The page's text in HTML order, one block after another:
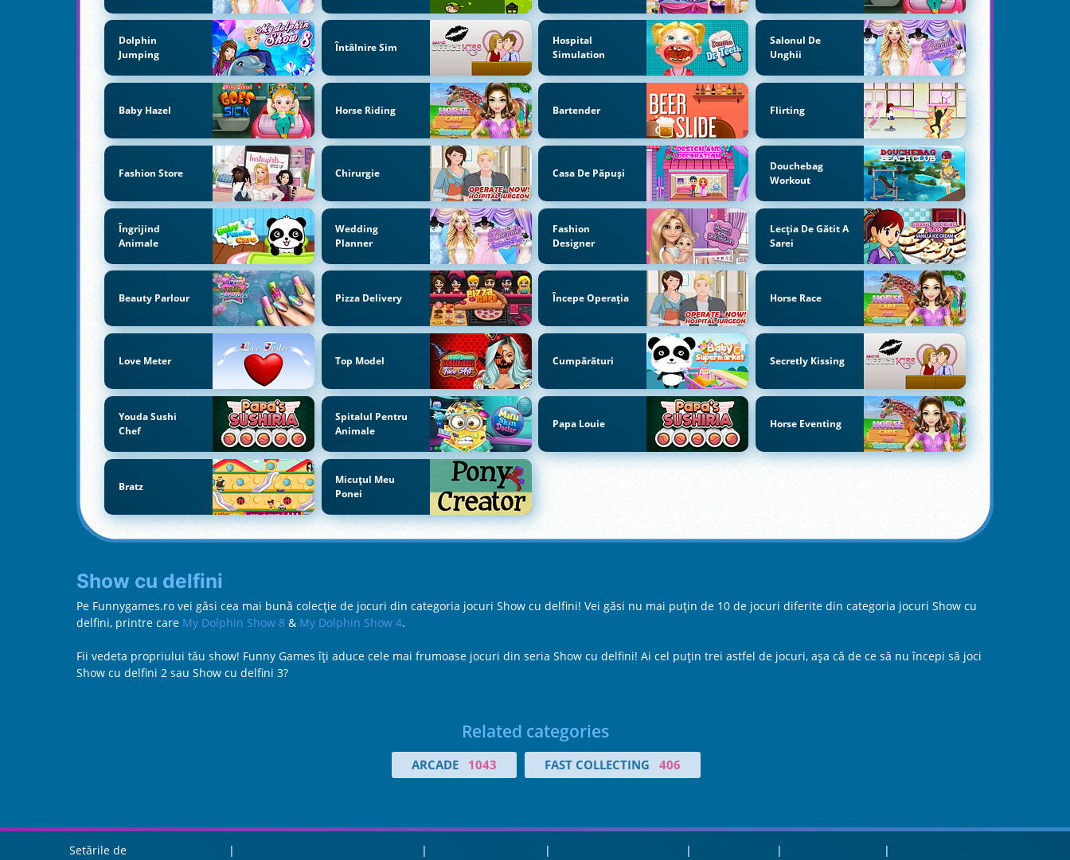
Dolphin
Jumping
Întâlnire Sim
Hospital
Simulation
Salonul De
Unghii
Baby Hazel Horse Riding Bartender Flirting
Fashion Store Chirurgie Casa De Păpuși
Douchebag
Workout
Îngrijind
Animale
Wedding
Planner
Fashion
Designer
Lecția De Gătit A
Sarei
Beauty Parlour Pizza Delivery Începe Operaţia Horse Race
Love Meter Top Model Cumpărături Secretly Kissing
Youda Sushi
Chef
Spitalul Pentru
Animale
Papa Louie Horse Eventing
Bratz
Micuţul Meu
Ponei
Show cu delfini
Pe Funnygames.ro vei găsi cea mai bună colecție de jocuri din categoria jocuri Show cu delfini! Vei găsi nu mai puțin de 10 de jocuri diferite din categoria jocuri Show cu
delfini, printre care My Dolphin Show 8 & My Dolphin Show 4.
Fii vedeta propriului tău show! Funny Games îţi aduce cele mai frumoase jocuri din seria Show cu delfini! Ai cel puţin trei astfel de jocuri, aşa că de ce să nu începi să joci
Show cu delfini 2 sau Show cu delfini 3?
Related categories
ARCADE 1043 FAST COLLECTING 406
Setările de